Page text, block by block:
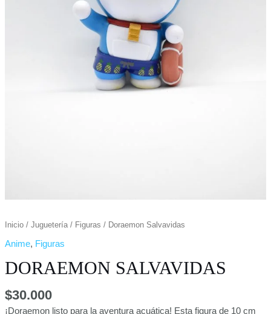
Inicio/ Juguetería/ Figuras / Doraemon Salvavidas
Anime, Figuras
DORAEMON SALVAVIDAS
$30.000
¡Doraemon listo para la aventura acuática! Esta figura de 10 cm